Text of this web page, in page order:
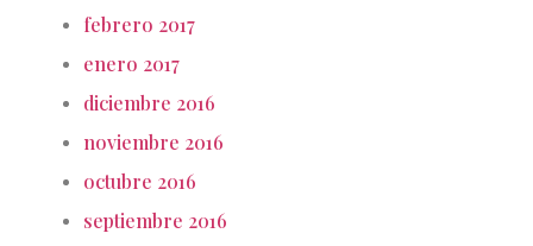
febrero 2017
enero 2017
diciembre 2016
noviembre 2016
octubre 2016
septiembre 2016